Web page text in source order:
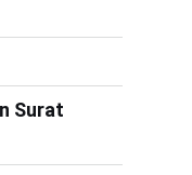
Surat